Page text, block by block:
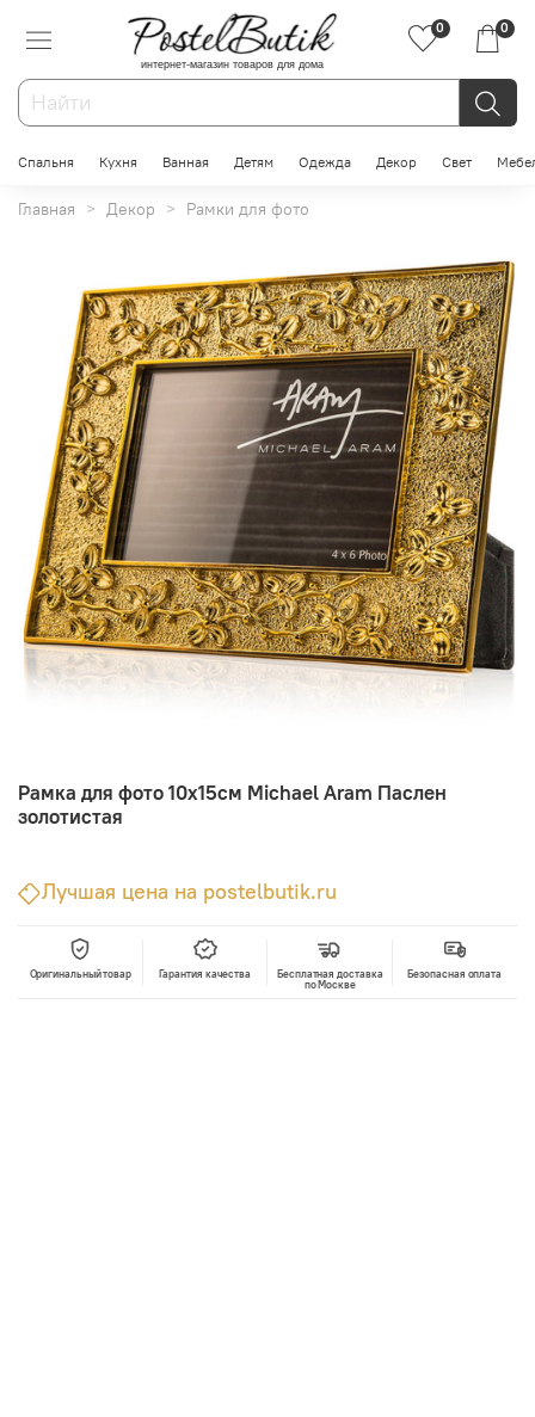
интернет-магазин товаров для дома
0 0
Спальня Кухня Ванная Детям Одежда Декор Свет
Главная Декор Рамки для фото
Рамка для фото 10х15см Michael Aram Паслен
золотистая
Лучшая цена на postelbutik.ru
Оригинальный товар Гарантия качества
Бесплатная доставка
по Москве
Безопасная оплата